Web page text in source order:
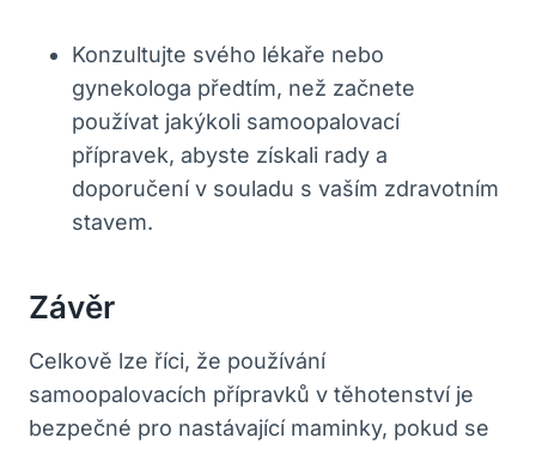
Konzultujte svého lékaře nebo
gynekologa předtím, než začnete
používat jakýkoli samoopalovací
přípravek, abyste získali rady a
doporučení v souladu s vaším zdravotním
stavem.
Závěr
Celkově lze říci, že používání
samoopalovacích přípravků v těhotenství je
bezpečné pro nastávající maminky, pokud se